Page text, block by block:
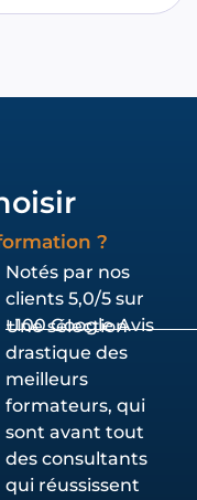
?
Notés par nos
clients 5,0/5 sur
+100 Google Avis
Une sélection
drastique des
meilleurs
formateurs, qui
sont avant tout
des consultants
qui réussissent